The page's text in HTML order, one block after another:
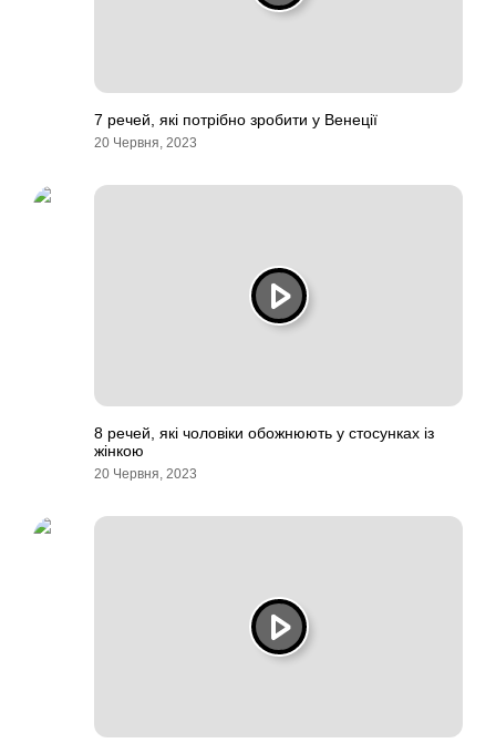
7 речей, які потрібно зробити у Венеції
20 Червня, 2023
8 речей, які чоловіки обожнюють у стосунках із
жінкою
20 Червня, 2023